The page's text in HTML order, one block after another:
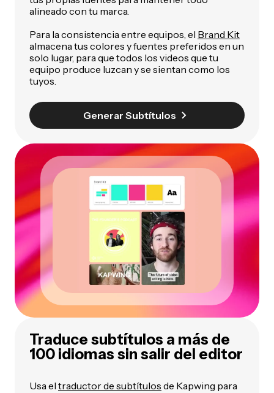
alineado con tu marca.
Para la consistencia entre equipos, el Brand Kit
almacena tus colores y fuentes preferidos en un
solo lugar, para que todos los videos que tu
equipo produce luzcan y se sientan como los
tuyos.
Generar Subtítulos
Traduce subtítulos a más de
100 idiomas sin salir del editor
Usa el traductor de subtítulos de Kapwing para